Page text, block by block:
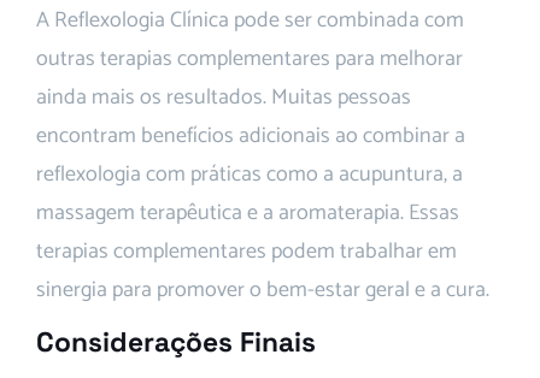
A Reflexologia Clínica pode ser combinada com
outras terapias complementares para melhorar
ainda mais os resultados. Muitas pessoas
encontram benefícios adicionais ao combinar a
reflexologia com práticas como a acupuntura, a
massagem terapêutica e a aromaterapia. Essas
terapias complementares podem trabalhar em
sinergia para promover o bem-estar geral e a cura.
Considerações Finais